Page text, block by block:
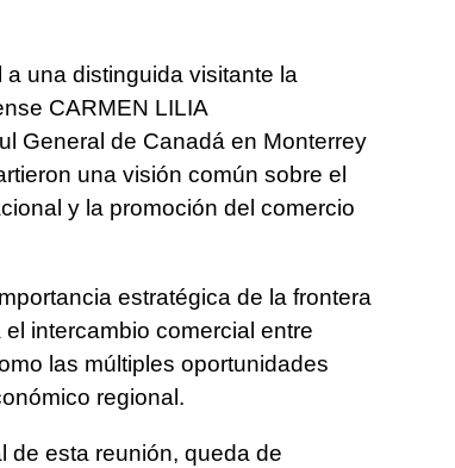
una distinguida visitante la
CARMEN LILIA
General de Canadá en Monterrey
una visión común sobre el
y la promoción del comercio
estratégica de la frontera
intercambio comercial entre
las múltiples oportunidades
regional.
de esta reunión, queda de